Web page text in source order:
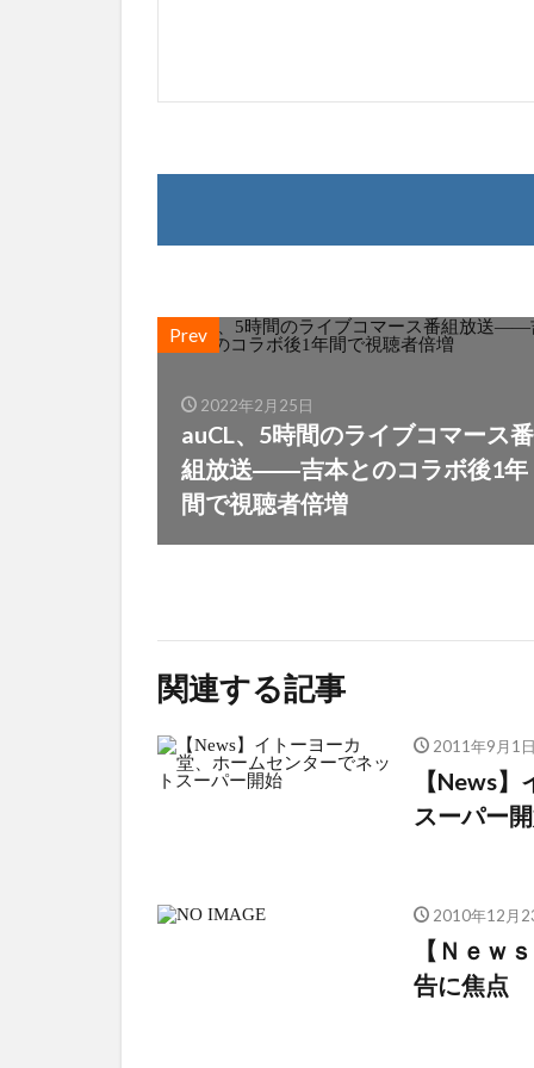
Prev
2022年2月25日
auCL、5時間のライブコマース番
組放送――吉本とのコラボ後1年
間で視聴者倍増
関連する記事
2011年9月1
【News
スーパー
2010年12月
【Ｎｅｗ
告に焦点